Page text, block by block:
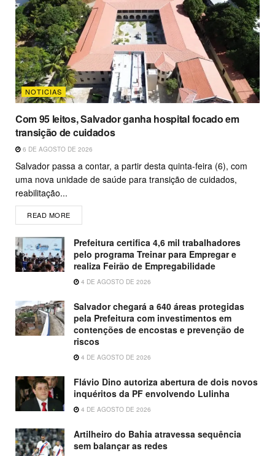
NOTICIAS
Com 95 leitos, Salvador ganha hospital focado em
transição de cuidados
6 DE AGOSTO DE 2026
Salvador passa a contar, a partir desta quinta-feira (6), com
uma nova unidade de saúde para transição de cuidados,
reabilitação...
READ MORE
Prefeitura certifica 4,6 mil trabalhadores
pelo programa Treinar para Empregar e
realiza Feirão de Empregabilidade
4 DE AGOSTO DE 2026
Salvador chegará a 640 áreas protegidas
pela Prefeitura com investimentos em
contenções de encostas e prevenção de
riscos
4 DE AGOSTO DE 2026
Flávio Dino autoriza abertura de dois novos
inquéritos da PF envolvendo Lulinha
4 DE AGOSTO DE 2026
Artilheiro do Bahia atravessa sequência
sem balançar as redes